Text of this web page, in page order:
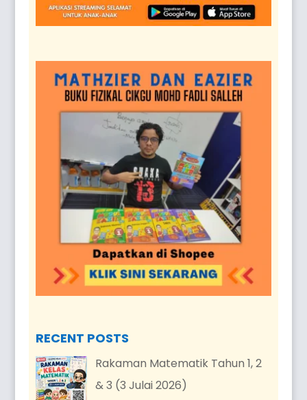
RECENT POSTS
Rakaman Matematik Tahun 1, 2
& 3 (3 Julai 2026)